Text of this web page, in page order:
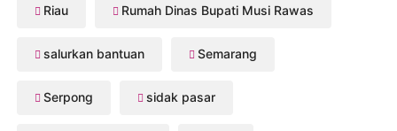
Riau Rumah Dinas Bupati Musi Rawas
salurkan bantuan Semarang
Serpong sidak pasar